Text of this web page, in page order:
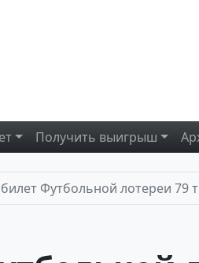
Получить выигрыш
Футбольной лотереи 79